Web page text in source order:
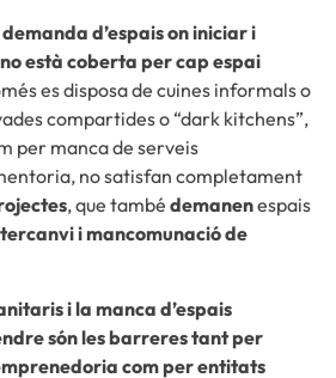
d’espais on iniciar i
està coberta per cap espai
es disposa de cuines informals o
compartides o “dark kitchens”,
per manca de serveis
no satisfan completament
, que també demanenespais
i mancomunació de
i la manca d’espais
són les barreres tant per
com per entitats